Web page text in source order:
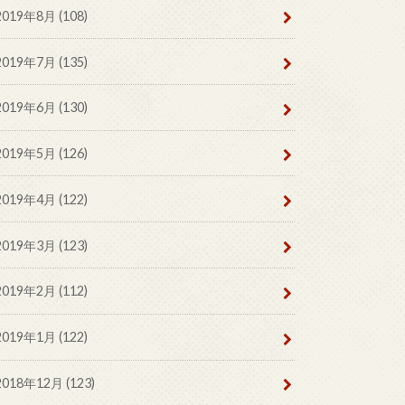
年8月 (108)
年7月 (135)
年6月 (130)
年5月 (126)
年4月 (122)
年3月 (123)
年2月 (112)
年1月 (122)
年12月 (123)